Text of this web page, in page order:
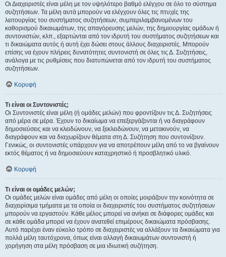
Οι Διαχειριστές είναι μέλη με τον υψηλότερο βαθμό ελέγχου σε όλο το σύστημα
συζητήσεων. Τα μέλη αυτά μπορούν να ελέγχουν όλες τις πτυχές της
λειτουργίας του συστήματος συζητήσεων, συμπεριλαμβανομένων του
καθορισμού δικαιωμάτων, της απαγόρευσης μελών, της δημιουργίας ομάδων ή
συντονιστών, κλπ., εξαρτώνται από τον ιδρυτή του συστήματος συζητήσεων και
τι δικαιώματα αυτός ή αυτή έχει δώσει στους άλλους διαχειριστές. Μπορούν
επίσης να έχουν πλήρεις δυνατότητες συντονιστή σε όλες τις Δ. Συζητήσεις,
ανάλογα με τις ρυθμίσεις που διατυπώνεται από τον ιδρυτή του συστήματος
συζητήσεων.
Κορυφή
Τι είναι οι Συντονιστές;
Οι Συντονιστές είναι μέλη (ή ομάδες μελών) που φροντίζουν τις Δ. Συζητήσεις
από μέρα σε μέρα. Έχουν το δικαίωμα να επεξεργάζονται ή να διαγράφουν
δημοσιεύσεις και να κλειδώνουν, να ξεκλειδώνουν, να μετακινούν, να
διαγράφουν και να διαχωρίζουν θέματα στη Δ. Συζήτηση που συντονίζουν.
Γενικώς, οι συντονιστές υπάρχουν για να αποτρέπουν μέλη από το να βγαίνουν
εκτός θέματος ή να δημοσιεύουν καταχρηστικό ή προσβλητικό υλικό.
Κορυφή
Τι είναι οι ομάδες μελών;
Οι ομάδες μελών είναι ομάδες από μέλη οι οποίες μοιράζουν την κοινότητα σε
διαχειρίσιμα τμήματα με τα οποία οι διαχειριστές του συστήματος συζητήσεων
μπορούν να εργαστούν. Κάθε μέλος μπορεί να ανήκει σε διάφορες ομάδες και
σε κάθε ομάδα μπορεί να έχουν ανατεθεί επιμέρους δικαιώματα πρόσβασης.
Αυτό παρέχει έναν εύκολο τρόπο σε διαχειριστές να αλλάξουν τα δικαιώματα για
πολλά μέλη ταυτόχρονα, όπως είναι αλλαγή δικαιωμάτων συντονιστή ή
χορήγηση στα μέλη πρόσβαση σε μια ιδιωτική συζήτηση.